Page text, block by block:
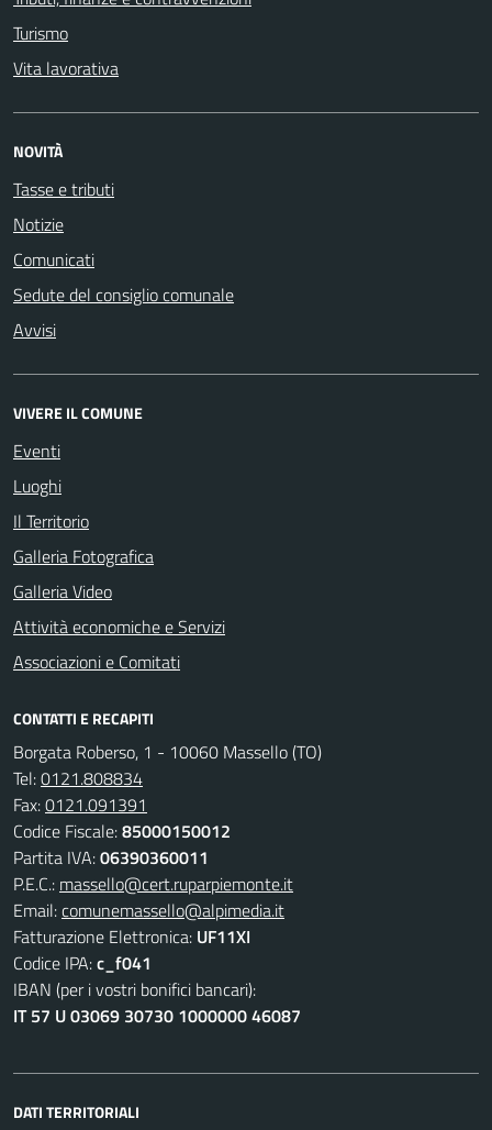
Turismo
Vita lavorativa
NOVITÀ
Tasse e tributi
Notizie
Comunicati
Sedute del consiglio comunale
Avvisi
VIVERE IL COMUNE
Eventi
Luoghi
Il Territorio
Galleria Fotografica
Galleria Video
Attività economiche e Servizi
Associazioni e Comitati
CONTATTI E RECAPITI
Borgata Roberso, 1 - 10060 Massello (TO)
Tel:0121.808834
Fax:0121.091391
Codice Fiscale:85000150012
Partita IVA:06390360011
P.E.C.: massello@cert.ruparpiemonte.it
Email:comunemassello@alpimedia.it
Fatturazione Elettronica: UF11XI
Codice IPA:c_f041
IBAN (per i vostri bonifici bancari):
IT 57 U 03069 30730 1000000 46087
DATI TERRITORIALI